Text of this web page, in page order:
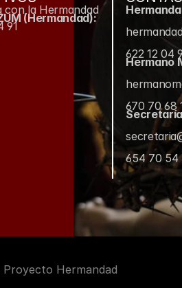
con la Hermandad
(Hermandad):
91
622 12 04
Hermano
670 70 68
654 70 54
Proyecto Hermandad